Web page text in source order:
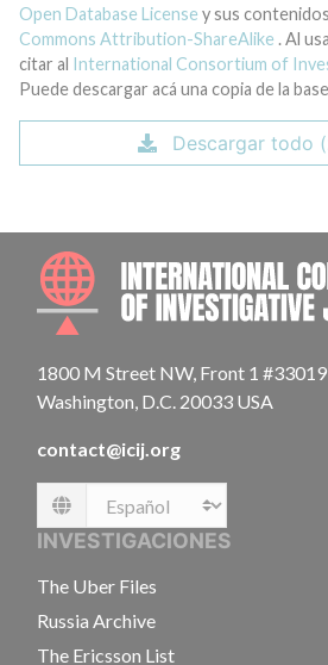
Open Database License y sus
Commons Attribution-ShareAlike . Al
citar al International Consortium of
Puede descargar acá una copia de la
Descargar todo
1800 M Street NW, Front 1 #33019
Washington, D.C. 20033 USA
contact@icij.org
Language
INVESTIGACIONES
The Uber Files
Russia Archive
The Ericsson List